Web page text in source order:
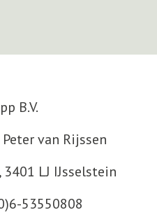
B.V.
van Rijssen
LJ IJsselstein
53550808